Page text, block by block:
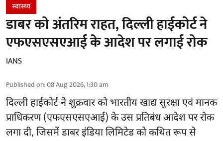
स्वास्थ्य
डाबर को अंतरिम राहत, दिल्ली हाईकोर्ट ने
एफएसएसएआई के आदेश पर लगाई रोक
IANS
Published on:08 Aug 2026, 1:30 am
दिल्ली हाईकोर्ट ने शुक्रवार को भारतीय खाद्य सुरक्षा एवं मानक
प्राधिकरण(एफएसएसएआई) के उस प्रतिबंध आदेश पर रोक
लगा दी, जिसमें डाबर इंडिया लिमिटेड को कथित रूप से